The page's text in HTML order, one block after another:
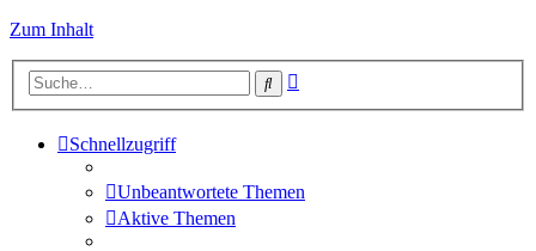
Zum Inhalt
Suche
Schnellzugriff
Unbeantwortete Themen
Aktive Themen